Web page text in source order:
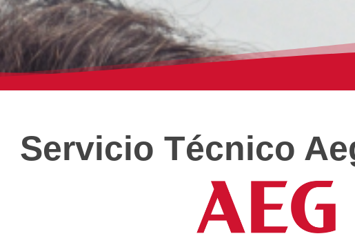
Servicio Técnico